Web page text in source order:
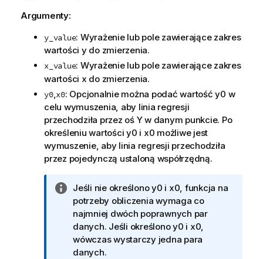
Argumenty:
y_value: Wyrażenie lub pole zawierające zakres
wartości ydo zmierzenia.
x_value: Wyrażenie lub pole zawierające zakres
wartości x do zmierzenia.
y0,x0: Opcjonalnie można podać wartośćy0 w
celu wymuszenia, aby linia regresji
przechodziła przez oś Y w danym punkcie. Po
określeniu wartości y0 i x0 możliwe jest
wymuszenie, aby linia regresji przechodziła
przez pojedynczą ustaloną współrzędną.
I
n
f
o
r
m
Jeśli nie określonoy0 i x0, funkcja na
potrzeby obliczenia wymaga co
najmniej dwóch poprawnych par
danych. Jeśli określonoy0 i x0,
wówczas wystarczy jedna para
danych.